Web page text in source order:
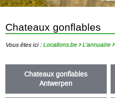
Chateaux gonflables
Vous êtes ici : Locations.be L'annuaire
Chateaux gonflables
Antwerpen